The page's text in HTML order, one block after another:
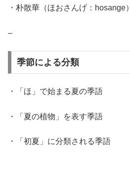
・朴散華（ほおさんげ：hosange）
–
季節による分類
・「ほ」で始まる夏の季語
・「夏の植物」を表す季語
・「初夏」に分類される季語